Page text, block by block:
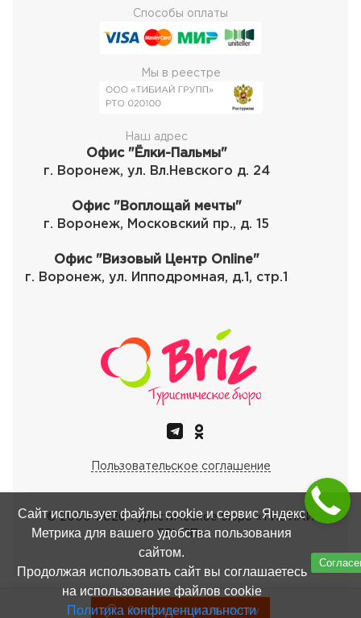
Записаться в тургруппу
Записаться в тургруппу
Способы оплаты
Мы в реестре
Наш адрес
Офис "Ёлки-Пальмы"
г. Воронеж, ул. Вл.Невского д. 24
Офис "Воплощай мечты"
г. Воронеж, Московский пр., д. 15
Офис "Визовый Центр Online"
г. Воронеж, ул. Ипподромная, д.1, стр.1
Пользовательское соглашение
© 2000-2026Туристическое бюро «ТИБИАЙ
ГРУПП»
Сайт использует файлы cookie и сервис Яндекс
Метрика для вашего удобства пользования
сайтом.
Продолжая использовать сайт вы соглашаетесь
на использование файлов cookie
Политика конфиденциальности